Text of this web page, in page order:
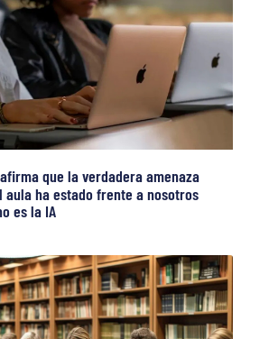
que la verdadera amenaza
aula ha estado frente a nosotros
es la IA